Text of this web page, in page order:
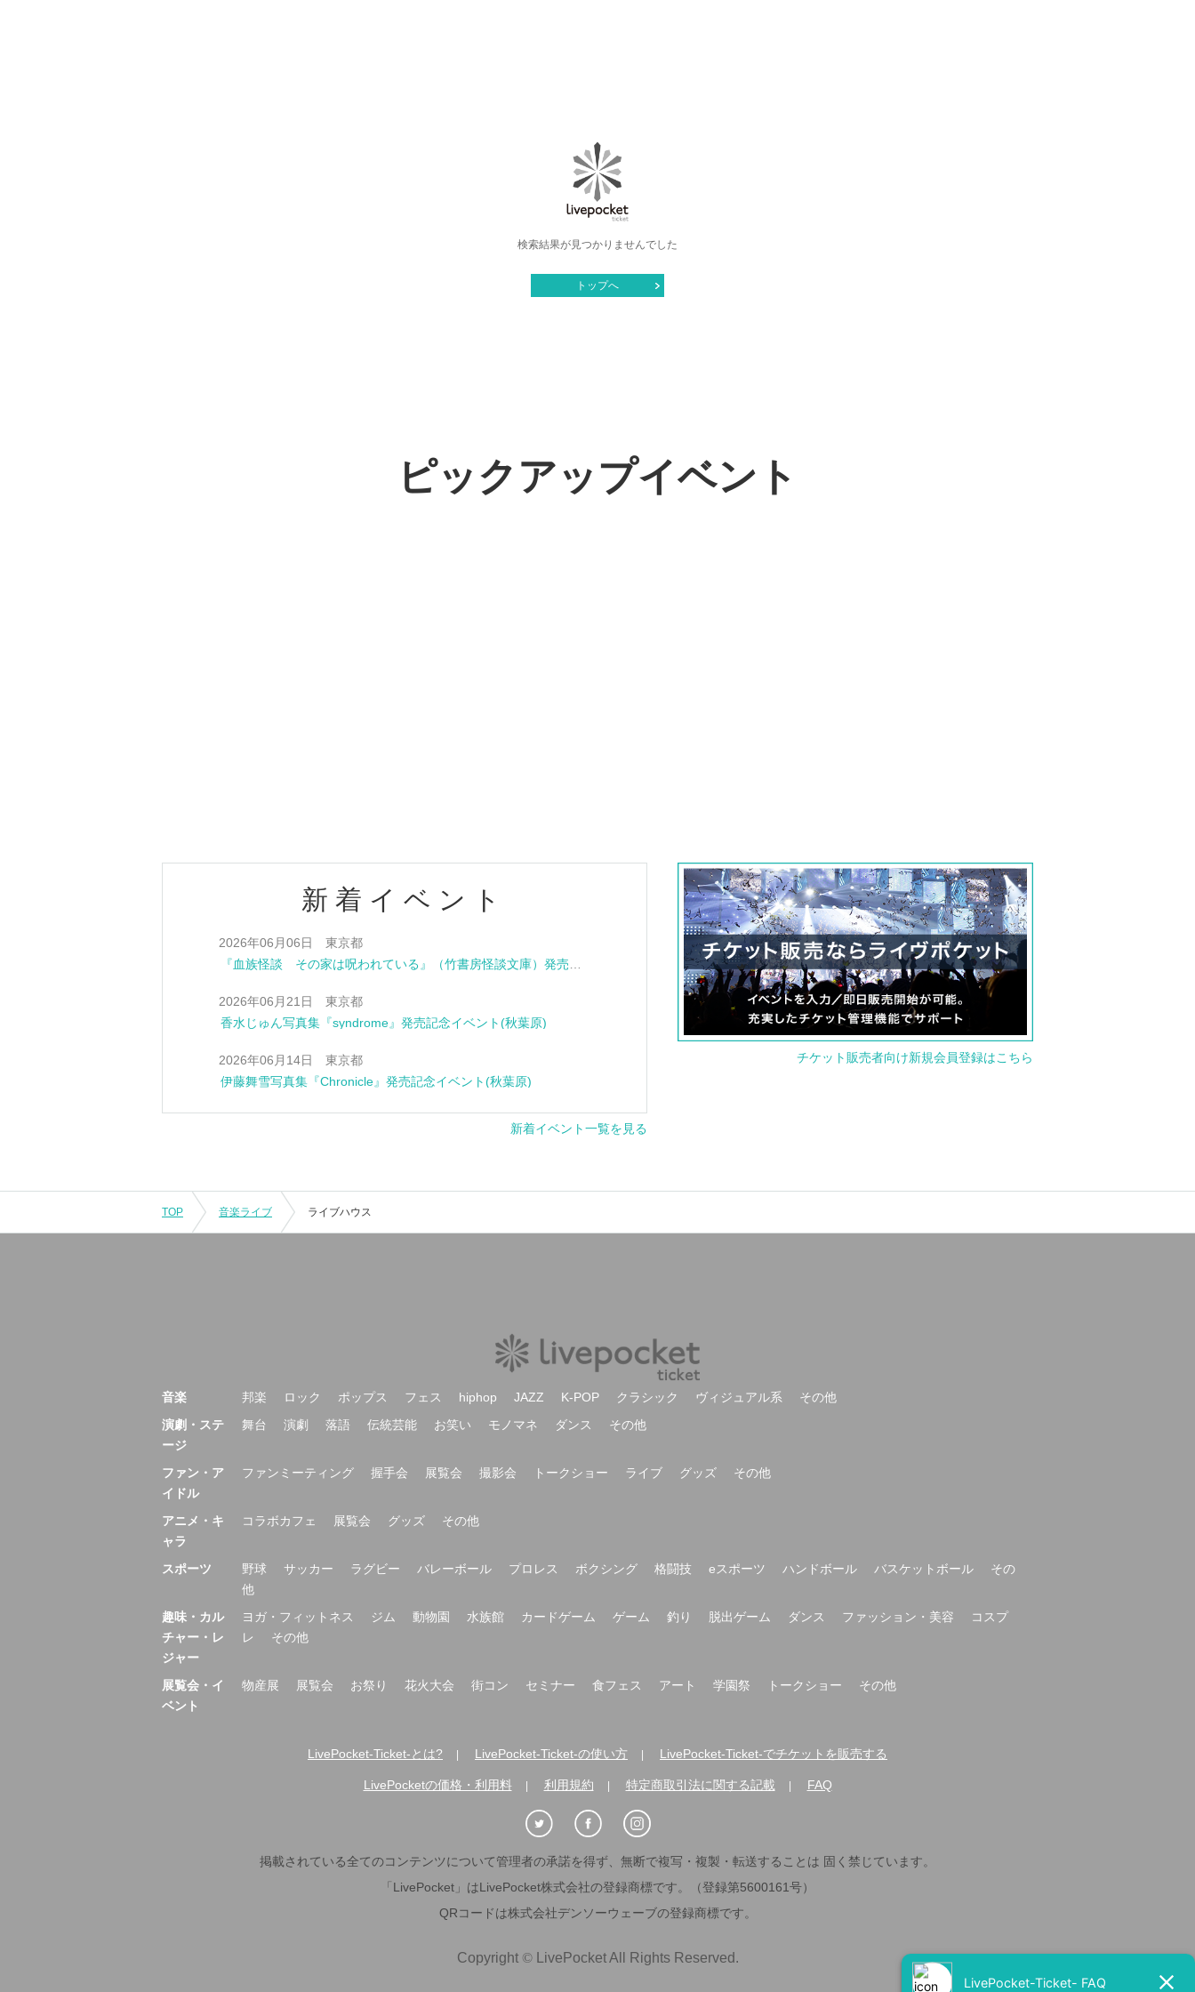
検索結果が見つかりませんでした
トップへ
ピックアップイベント
新着イベント
2026年06月06日 東京都
2026年06月21日 東京都
香水じゅん写真集『syndrome』発売記念イベント(秋葉原)
2026年06月14日 東京都
伊藤舞雪写真集『Chronicle』発売記念イベント(秋葉原)
新着イベント一覧を見る
チケット販売者向け新規会員登録はこちら
TOP 音楽ライブ ライブハウス
音楽 邦楽 ロック ポップス フェス hiphop JAZZ K-POP クラシック ヴィジュアル系
その他
演劇・ステ
ージ
舞台 演劇 落語 伝統芸能 お笑い モノマネ ダンス その他
ファン・ア
イドル
ファンミーティング 握手会 展覧会 撮影会 トークショー ライブ グッズ その他
アニメ・キ
ャラ
コラボカフェ 展覧会 グッズ その他
スポーツ 野球 サッカー ラグビー バレーボール プロレス ボクシング 格闘技 eスポーツ ハンドボール バスケットボール
その
他
趣味・カル
チャー・レ
ジャー
ヨガ・フィットネス ジム 動物園 水族館 カードゲーム ゲーム 釣り 脱出ゲーム ダンス ファッション・美容
コスプ
レ
その他
展覧会・イ
ベント
物産展 展覧会 お祭り 花火大会 街コン セミナー 食フェス アート 学園祭 トークショー その他
LivePocket-Ticket-とは? LivePocket-Ticket-の使い方 LivePocket-Ticket-でチケットを販売する
LivePocketの価格・利用料 利用規約 特定商取引法に関する記載 FAQ
掲載されている全てのコンテンツについて管理者の承諾を得ず、無断で複写・複製・転送することは 固く禁じています。
「LivePocket」はLivePocket株式会社の登録商標です。（登録第5600161号）
QRコードは株式会社デンソーウェーブの登録商標です。
Copyright© LivePocket All Rights Reserved.